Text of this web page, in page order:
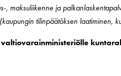
, maksuliikenne ja
tilinpäätöksen laatiminen,